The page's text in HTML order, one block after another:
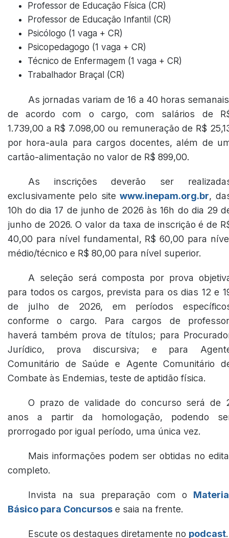
Professor de Educação Física (CR)
Professor de Educação Infantil (CR)
Psicólogo (1 vaga + CR)
Psicopedagogo (1 vaga + CR)
Técnico de Enfermagem (1 vaga + CR)
Trabalhador Braçal (CR)
As jornadas variam de 16 a 40 horas
de acordo com o cargo, com salários de
1.739,00 a R$ 7.098,00 ou remuneração de R$
por hora-aula para cargos docentes, além de
cartão-alimentação no valor de R$ 899,00.
As inscrições deverão ser
exclusivamente pelo sitewww.inepam.org.br,
10h do dia 17 de junho de 2026 às 16h do dia 29
junho de 2026. O valor da taxa de inscrição é de
40,00 para nível fundamental, R$ 60,00 para
médio/técnico e R$ 80,00 para nível superior.
A seleção será composta por prova
para todos os cargos, prevista para os dias 12 e
de julho de 2026, em períodos
conforme o cargo. Para cargos de
haverá também prova de títulos; para
Jurídico, prova discursiva; e para
Comunitário de Saúde e Agente Comunitário
Combate às Endemias, teste de aptidão física.
O prazo de validade do concurso será de
anos a partir da homologação, podendo
prorrogado por igual período, uma única vez.
Mais informações podem ser obtidas no
completo.
Invista na sua preparação com o
Básico para Concursos e saia na frente.
Escute os destaques diretamente no podcast.